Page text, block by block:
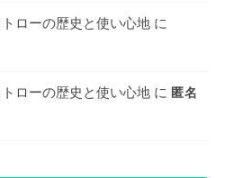
ローの歴史と使い心地 に
ローの歴史と使い心地 に 匿名